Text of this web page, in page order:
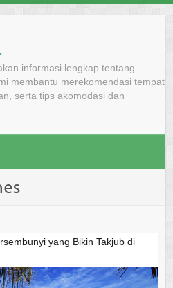
informasi lengkap tentang
membantu merekomendasi tempat
serta tips akomodasi dan
yang Bikin Takjub di